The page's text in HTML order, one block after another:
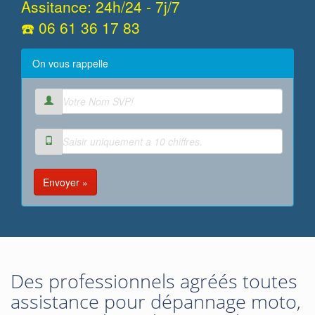
Assitance: 24h/24 - 7j/7
☎️ 06 61 36 17 83
On vous rappelle
Envoyer »
Des professionnels agréés toutes
assistance pour dépannage moto,